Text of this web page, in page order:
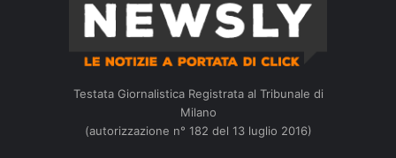
Testata Giornalistica Registrata al Tribunale di
Milano
(autorizzazione n° 182 del 13 luglio 2016)